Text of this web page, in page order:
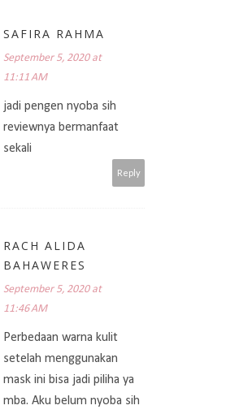
SAFIRA RAHMA
September 5, 2020 at
11:11 AM
jadi pengen nyoba sih
reviewnya bermanfaat
sekali
Reply
RACH ALIDA
BAHAWERES
September 5, 2020 at
11:46 AM
Perbedaan warna kulit
setelah menggunakan
mask ini bisa jadi piliha ya
mba. Aku belum nyoba sih